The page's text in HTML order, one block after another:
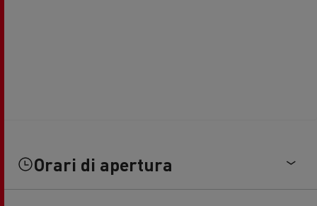
Orari di apertura